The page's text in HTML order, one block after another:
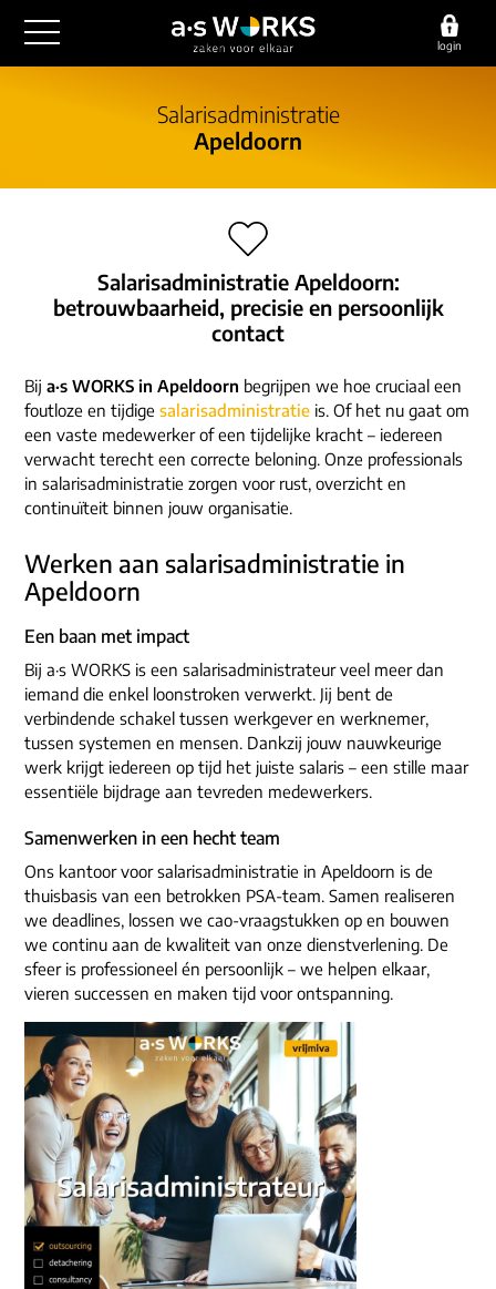
login
outsourcing
financiële administratie
salarisadministratie
HR/payroll traineeship
optimalisatie
functioneel beheer
overige diensten
werving & selectie
communicatie
outsourcing
detachering
consultancy
over ons
werken bij
onze experts
ons dna
contact
vestigingen
e-mail/telefoon
social media
Salarisadministratie
Apeldoorn
Salarisadministratie Apeldoorn:
betrouwbaarheid, precisie en persoonlijk
contact
Bij a·s WORKS in Apeldoorn begrijpen we hoe cruciaal een
foutloze en tijdige salarisadministratie is. Of het nu gaat om
een vaste medewerker of een tijdelijke kracht – iedereen
verwacht terecht een correcte beloning. Onze professionals
in salarisadministratie zorgen voor rust, overzicht en
continuïteit binnen jouw organisatie.
Werken aan salarisadministratie in
Apeldoorn
Een baan met impact
Bij a·s WORKS is een salarisadministrateur veel meer dan
iemand die enkel loonstroken verwerkt. Jij bent de
verbindende schakel tussen werkgever en werknemer,
tussen systemen en mensen. Dankzij jouw nauwkeurige
werk krijgt iedereen op tijd het juiste salaris – een stille maar
essentiële bijdrage aan tevreden medewerkers.
Samenwerken in een hecht team
Ons kantoor voor salarisadministratie in Apeldoorn is de
thuisbasis van een betrokken PSA-team. Samen realiseren
we deadlines, lossen we cao-vraagstukken op en bouwen
we continu aan de kwaliteit van onze dienstverlening. De
sfeer is professioneel én persoonlijk – we helpen elkaar,
vieren successen en maken tijd voor ontspanning.